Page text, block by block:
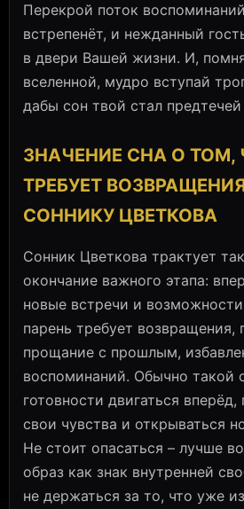
Перекрой поток
встрепенёт, и нежданный
в двери Вашей жизни. И,
вселенной, мудро вступай
дабы сон твой стал
ЗНАЧЕНИЕ СНА О ТОМ,
ТРЕБУЕТ
СОННИКУ ЦВЕТКОВА
Сонник Цветкова трактует
окончание важного этапа:
новые встречи и
парень требует возвращения,
прощание с прошлым,
воспоминаний. Обычно такой
готовности двигаться
свои чувства и открываться
Не стоит опасаться – лучше
образ как знак внутренней
не держаться за то, что уже